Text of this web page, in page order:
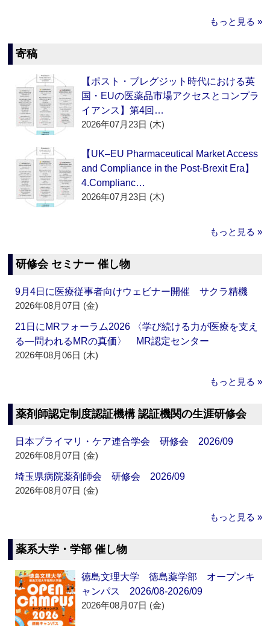
もっと見る »
寄稿
【ポスト・ブレグジット時代における英
国・EUの医薬品市場アクセスとコンプラ
イアンス】第4回…
2026年07月23日 (木)
【UK–EU Pharmaceutical Market Access
and Compliance in the Post-Brexit Era】
4.Complianc…
2026年07月23日 (木)
もっと見る »
研修会 セミナー 催し物
9月4日に医療従事者向けウェビナー開催 サクラ精機
2026年08月07日 (金)
21日にMRフォーラム2026 〈学び続ける力が医療を支え
る―問われるMRの真価〉 MR認定センター
2026年08月06日 (木)
もっと見る »
薬剤師認定制度認証機構 認証機関の生涯研修会
日本プライマリ・ケア連合学会 研修会 2026/09
2026年08月07日 (金)
埼玉県病院薬剤師会 研修会 2026/09
2026年08月07日 (金)
もっと見る »
薬系大学・学部 催し物
徳島文理大学 徳島薬学部 オープンキ
ャンパス 2026/08-2026/09
2026年08月07日 (金)